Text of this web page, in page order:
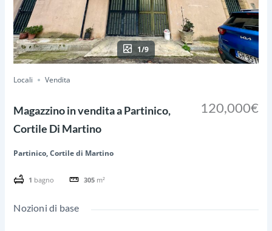
1/9
Locali Vendita
Magazzino in vendita a Partinico,
Cortile Di Martino
Partinico, Cortile di Martino
1 bagno 305 m²
120,000€
Nozioni di base